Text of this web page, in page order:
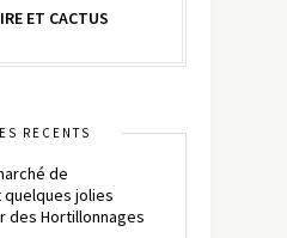
ET CACTUS
RÉCENTS
de
jolies
des Hortillonnages